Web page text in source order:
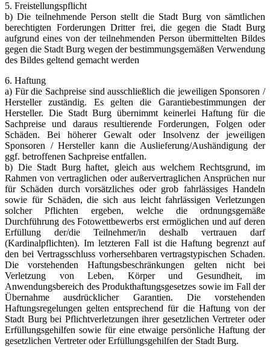
5. Freistellungspflicht
b) Die teilnehmende Person stellt die Stadt Burg von sämtlichen
berechtigten Forderungen Dritter frei, die gegen die Stadt Burg
aufgrund eines von der teilnehmenden Person übermittelten Bildes
gegen die Stadt Burg wegen der bestimmungsgemäßen Verwendung
des Bildes geltend gemacht werden
6. Haftung
a) Für die Sachpreise sind ausschließlich die jeweiligen Sponsoren /
Hersteller zuständig. Es gelten die Garantiebestimmungen der
Hersteller. Die Stadt Burg übernimmt keinerlei Haftung für die
Sachpreise und daraus resultierende Forderungen, Folgen oder
Schäden. Bei höherer Gewalt oder Insolvenz der jeweiligen
Sponsoren / Hersteller kann die Auslieferung/Aushändigung der
ggf. betroffenen Sachpreise entfallen.
b) Die Stadt Burg haftet, gleich aus welchem Rechtsgrund, im
Rahmen von vertraglichen oder außervertraglichen Ansprüchen nur
für Schäden durch vorsätzliches oder grob fahrlässiges Handeln
sowie für Schäden, die sich aus leicht fahrlässigen Verletzungen
solcher Pflichten ergeben, welche die ordnungsgemäße
Durchführung des Fotowettbewerbs erst ermöglichen und auf deren
Erfüllung der/die Teilnehmer/in deshalb vertrauen darf
(Kardinalpflichten). Im letzteren Fall ist die Haftung begrenzt auf
den bei Vertragsschluss vorhersehbaren vertragstypischen Schaden.
Die vorstehenden Haftungsbeschränkungen gelten nicht bei
Verletzung von Leben, Körper und Gesundheit, im
Anwendungsbereich des Produkthaftungsgesetzes sowie im Fall der
Übernahme ausdrücklicher Garantien. Die vorstehenden
Haftungsregelungen gelten entsprechend für die Haftung von der
Stadt Burg bei Pflichtverletzungen ihrer gesetzlichen Vertreter oder
Erfüllungsgehilfen sowie für eine etwaige persönliche Haftung der
gesetzlichen Vertreter oder Erfüllungsgehilfen der Stadt Burg.